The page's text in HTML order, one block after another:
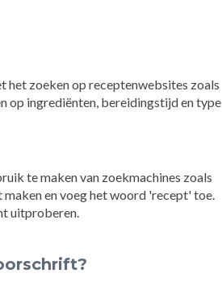
het zoeken op receptenwebsites zoals
op ingrediënten, bereidingstijd en type
te maken van zoekmachines zoals
en voeg het woord 'recept' toe.
uitproberen.